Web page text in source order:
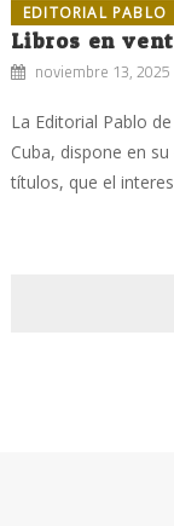
EDITORIAL PABLO
Libros en
noviembre 13, 2025
La Editorial Pablo
Cuba, dispone en
títulos, que el